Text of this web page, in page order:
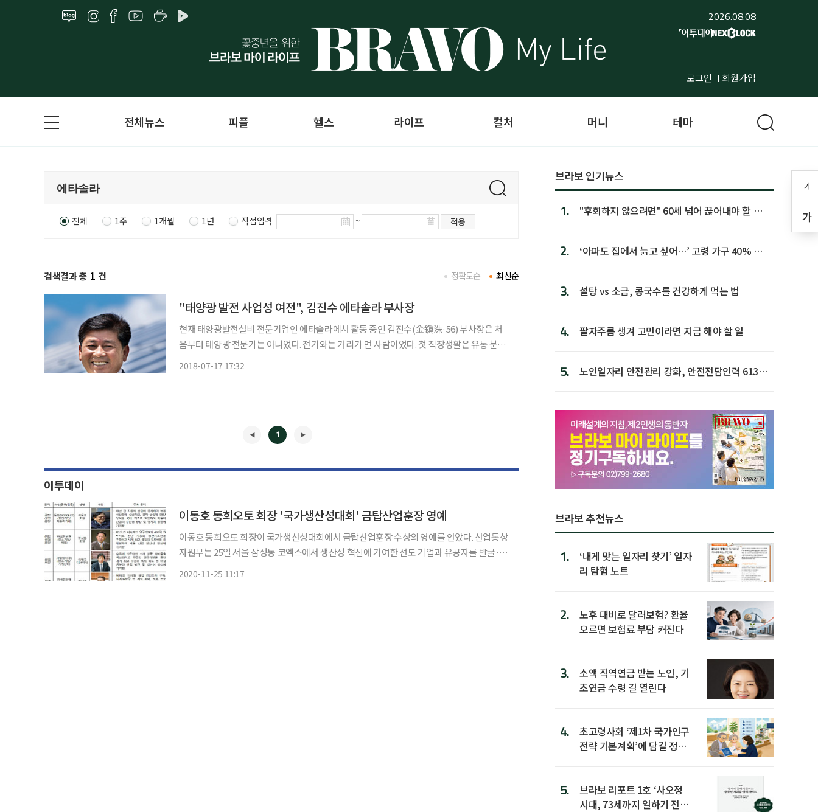
2026.08.08
로그인 회원가입
가
가
전체뉴스 피플 헬스 라이프 컬처 머니 테마
전체 1주 1개월 1년 직접입력 ~ 적용
검색결과 총 1 건 최신순
정확도순
"태양광 발전 사업성 여전", 김진수 에타솔라 부사장
현재 태양광발전설비 전문기업인 에타솔라에서 활동 중인 김진수(金鎭洙·56) 부사장은 처
음부터 태양광 전문가는 아니었다. 전기와는 거리가 먼 사람이었다. 첫 직장생활은 유통 분야
2018-07-17 17:32
1
이투데이
이동호 동희오토 회장 '국가생산성대회' 금탑산업훈장 영예
이동호 동희오토 회장이 국가생산성대회에서 금탑산업훈장 수상의 영예를 안았다. 산업통상
자원부는 25일 서울 삼성동 코엑스에서 생산성 혁신에 기여한 선도 기업과 유공자를 발굴·포
2020-11-25 11:17
브라보 인기뉴스
1.
"후회하지 않으려면" 60세 넘어 끊어내야 할 사
2.
‘아파도 집에서 늙고 싶어…’ 고령 가구 40% 노
3. 설탕 vs 소금, 콩국수를 건강하게 먹는 법
4. 팔자주름 생겨 고민이라면 지금 해야 할 일
5.
노인일자리 안전관리 강화, 안전전담인력 613명
브라보 추천뉴스
1.
‘내게 맞는 일자리 찾기’ 일자
리 탐험 노트
2.
노후 대비로 달러보험? 환율
오르면 보험료 부담 커진다
3.
소액 직역연금 받는 노인, 기
초연금 수령 길 열린다
4.
초고령사회 ‘제1차 국가인구
전략 기본계획’에 담길 정책
5.
브라보 리포트 1호 ‘사오정
시대, 73세까지 일하기 전략’